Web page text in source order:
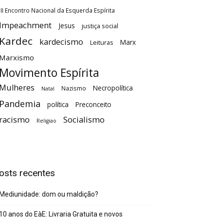
Encontro Nacional da Esquerda Espírita
Jesus justiça social
kardecismo Leituras Marx
Espírita
Natal Nazismo Necropolítica
política Preconceito
Religiao Socialismo
recentes
dom ou maldição?
anos do EàE: Livraria Gratuita e novos